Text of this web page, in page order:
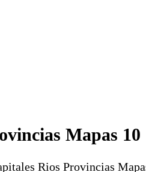
Mapas 10
Rios Provincias